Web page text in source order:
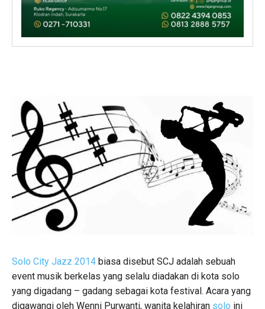
Solo City Jazz 2014 biasa disebut SCJ adalah sebuah
event musik berkelas yang selalu diadakan di kota solo
yang digadang – gadang sebagai kota festival. Acara yang
digawangi oleh Wenni Purwanti, wanita kelahiran solo ini